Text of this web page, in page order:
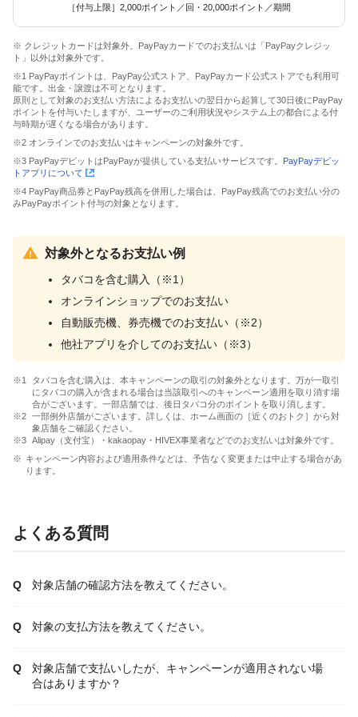
［付与上限］2,000ポイント／回・20,000ポイント／期間
※ クレジットカードは対象外。PayPayカードでのお支払いは「PayPayクレジッ
ト」以外は対象外です。
※1 PayPayポイントは、PayPay公式ストア、PayPayカード公式ストアでも利用可
能です。出金・譲渡は不可となります。
原則として対象のお支払い方法によるお支払いの翌日から起算して30日後にPayPay
ポイントを付与いたしますが、ユーザーのご利用状況やシステム上の都合による付
与時期が遅くなる場合があります。
※2 オンラインでのお支払いはキャンペーンの対象外です。
※3 PayPayデビットはPayPayが提供している支払いサービスです。 PayPayデビッ
トアプリについて
※4 PayPay商品券とPayPay残高を併用した場合は、PayPay残高でのお支払い分の
みPayPayポイント付与の対象となります。
対象外となるお支払い例
タバコを含む購入（※1）
オンラインショップでのお支払い
自動販売機、券売機でのお支払い（※2）
他社アプリを介してのお支払い（※3）
タバコを含む購入は、本キャンペーンの取引の対象外となります。万が一取引
にタバコの購入が含まれる場合は当該取引へのキャンペーン適用を取り消す場
合がございます。一部店舗では、後日タバコ分のポイントを取り消します。
一部例外店舗がございます。詳しくは、ホーム画面の［近くのおトク］から対
象店舗をご確認ください。
Alipay（支付宝）・kakaopay・HIVEX事業者などでのお支払いは対象外です。
キャンペーン内容および適用条件などは、予告なく変更または中止する場合があ
ります。
よくある質問
対象店舗の確認方法を教えてください。
対象の支払方法を教えてください。
対象店舗で支払いしたが、キャンペーンが適用されない場
合はありますか？